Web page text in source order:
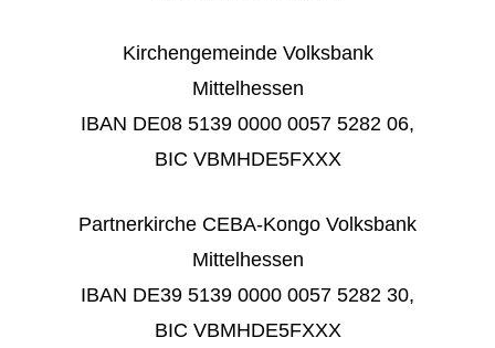
Kirchengemeinde Volksbank
Mittelhessen
IBAN DE08 5139 0000 0057 5282 06,
BIC VBMHDE5FXXX
Partnerkirche CEBA-Kongo Volksbank
Mittelhessen
IBAN DE39 5139 0000 0057 5282 30,
BIC VBMHDE5FXXX